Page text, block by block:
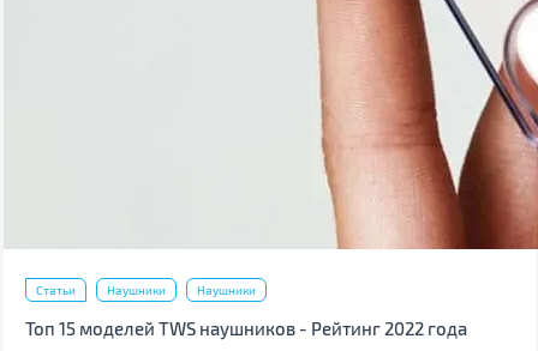
Статьи Наушники Наушники
Топ 15 моделей TWS наушников - Рейтинг 2022 года